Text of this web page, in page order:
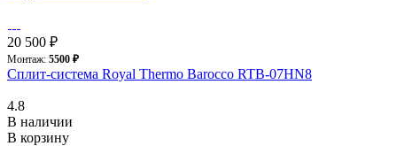
20 500 ₽
Монтаж: 5500 ₽
Сплит-система Royal Thermo Barocco RTB-07HN8
4.8
В наличии
В корзину